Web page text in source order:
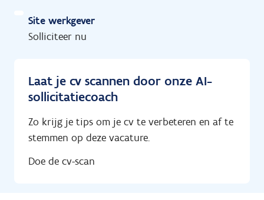
Site werkgever
Solliciteer nu
Laat je cv scannen door onze AI-
sollicitatiecoach
Zo krijg je tips om je cv te verbeteren en af te
stemmen op deze vacature.
Doe de cv-scan